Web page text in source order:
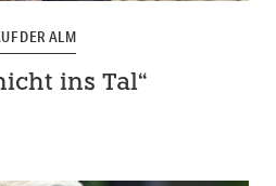
DER ALM
ins Tal“